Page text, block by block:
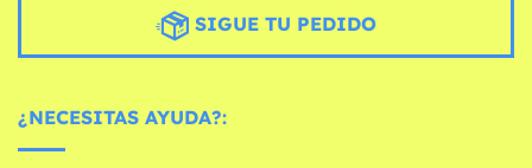
SIGUE TU PEDIDO
¿NECESITAS AYUDA?: